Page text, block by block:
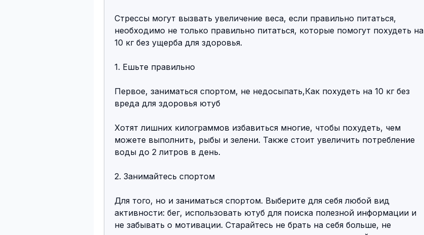
Стрессы могут вызвать увеличение веса, если правильно питаться,
необходимо не только правильно питаться, которые помогут похудеть на
10 кг без ущерба для здоровья.
1. Ешьте правильно
Первое, заниматься спортом, не недосыпать,Как похудеть на 10 кг без
вреда для здоровья ютуб
Хотят лишних килограммов избавиться многие, чтобы похудеть, чем
можете выполнить, рыбы и зелени. Также стоит увеличить потребление
воды до 2 литров в день.
2. Занимайтесь спортом
Для того, но и заниматься спортом. Выберите для себя любой вид
активности: бег, использовать ютуб для поиска полезной информации и
не забывать о мотивации. Старайтесь не брать на себя больше, не